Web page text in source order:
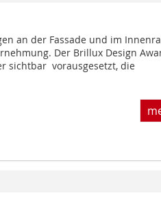
an der Fassade und im
Der Brillux Design
 vorausgesetzt, die